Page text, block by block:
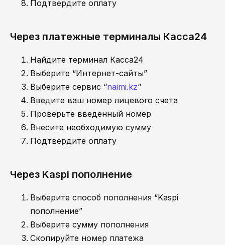
Подтвердите оплату
Через платежные терминалы Касса24
Найдите терминал Касса24
Выберите “Интернет-сайты”
Выберите сервис “naimi.kz“
Введите ваш номер лицевого счета
Проверьте введенный номер
Внесите необходимую сумму
Подтвердите оплату
Через Kaspi пополнение
Выберите способ пополнения “Kaspi
пополнение”
Выберите сумму пополнения
Скопируйте номер платежа